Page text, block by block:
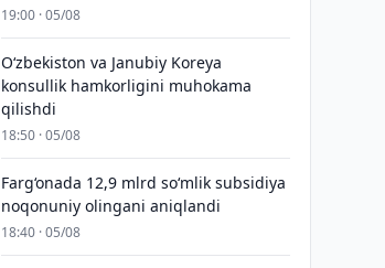
19:00 · 05/08
Oʻzbekiston va Janubiy Koreya
konsullik hamkorligini muhokama
qilishdi
18:50 · 05/08
Farg‘onada 12,9 mlrd so‘mlik subsidiya
noqonuniy olingani aniqlandi
18:40 · 05/08